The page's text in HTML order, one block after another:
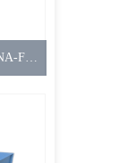
RNA荧光原位杂交(RNA-FISH)试剂盒（RNA-FISH(短链) Kit，30T）